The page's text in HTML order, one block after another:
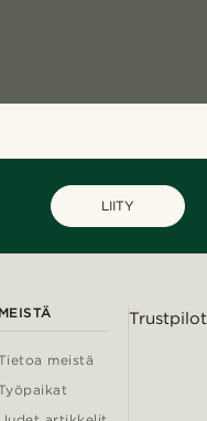
LIITY
MEISTÄ
meistä
Trustpilot